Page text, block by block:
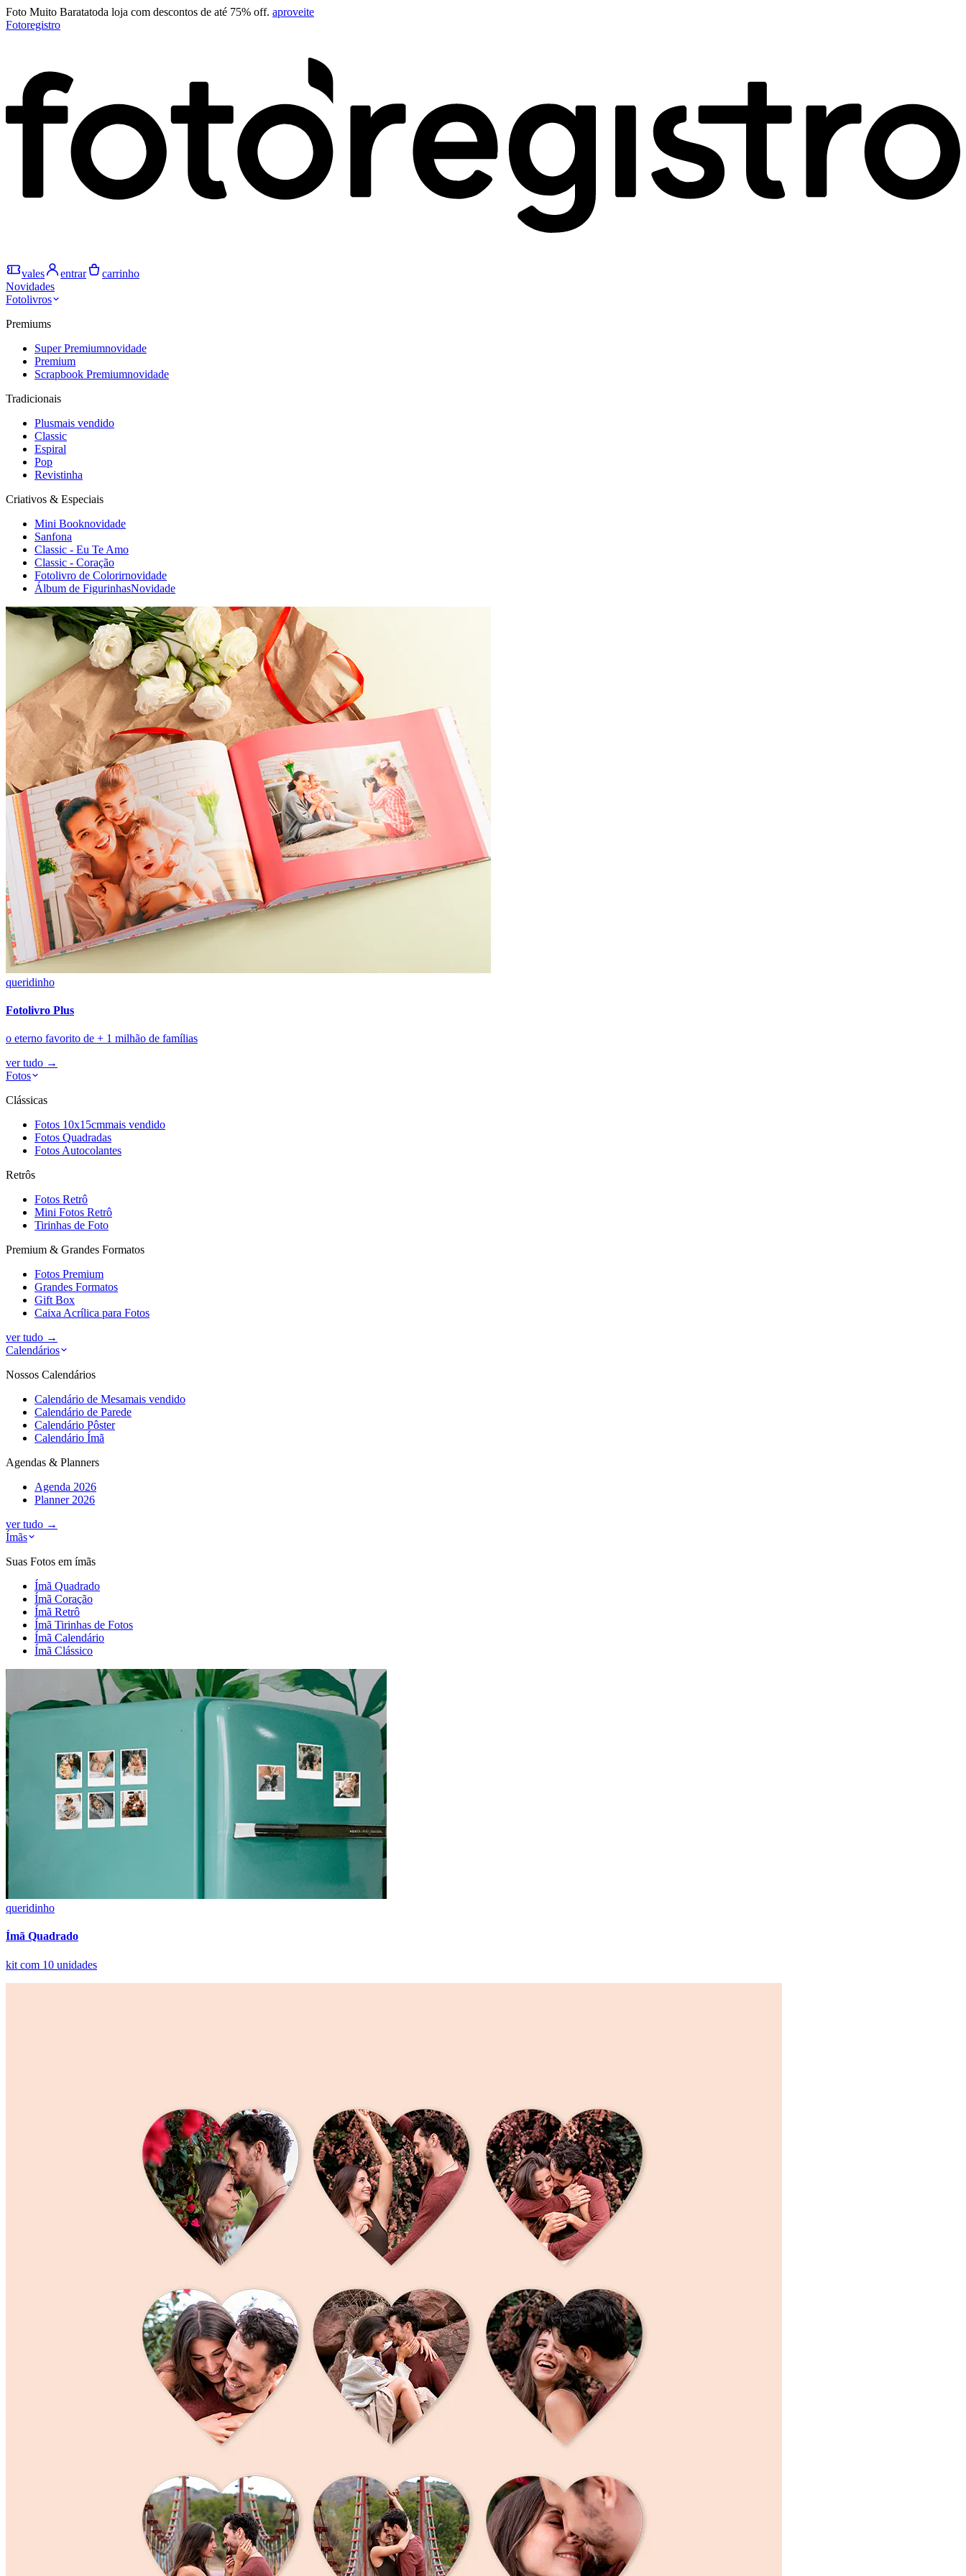
Foto Muito Baratatoda loja com descontos de até 75% off. aproveite
Fotoregistro
vales entrar
carrinho
Novidades
Fotolivros
Premiums
Super Premiumnovidade
Premium
Scrapbook Premiumnovidade
Tradicionais
Plusmais vendido
Classic
Espiral
Pop
Revistinha
Criativos & Especiais
Mini Booknovidade
Sanfona
Classic - Eu Te Amo
Classic - Coração
Fotolivro de Colorirnovidade
Álbum de FigurinhasNovidade
queridinho
Fotolivro Plus
o eterno favorito de + 1 milhão de famílias
ver tudo →
Fotos
Clássicas
Fotos 10x15cmmais vendido
Fotos Quadradas
Fotos Autocolantes
Retrôs
Fotos Retrô
Mini Fotos Retrô
Tirinhas de Foto
Premium & Grandes Formatos
Fotos Premium
Grandes Formatos
Gift Box
Caixa Acrílica para Fotos
ver tudo →
Calendários
Nossos Calendários
Calendário de Mesamais vendido
Calendário de Parede
Calendário Pôster
Calendário Ímã
Agendas & Planners
Agenda 2026
Planner 2026
ver tudo →
Ímãs
Suas Fotos em ímãs
Ímã Quadrado
Ímã Coração
Ímã Retrô
Ímã Tirinhas de Fotos
Ímã Calendário
Ímã Clássico
queridinho
Ímã Quadrado
kit com 10 unidades